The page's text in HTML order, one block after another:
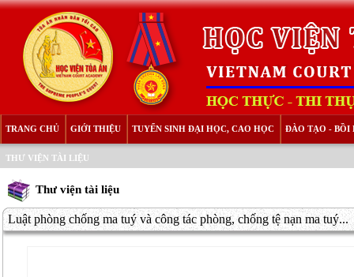
TRANG CHỦ GIỚI THIỆU TUYỂN SINH ĐẠI HỌC, CAO HỌC ĐÀO TẠO - BỒI
THƯ VIỆN TÀI LIỆU
Thư viện tài liệu
Luật phòng chống ma tuý và công tác phòng, chống tệ nạn ma tuý...